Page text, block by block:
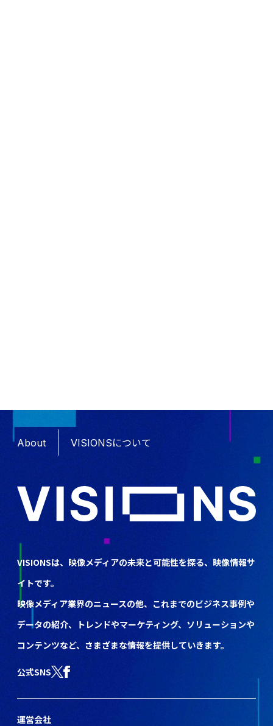
About VISIONSについて
VISIONSは、映像メディアの未来と可能性を探る、映像情報サ
イトです。
映像メディア業界のニュースの他、これまでのビジネス事例や
データの紹介、トレンドやマーケティング、ソリューションや
コンテンツなど、さまざまな情報を提供していきます。
公式SNS
運営会社